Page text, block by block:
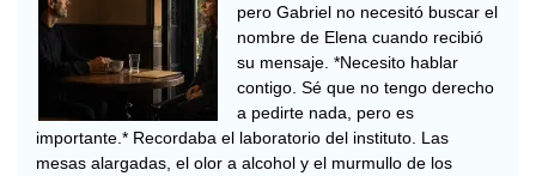
pero Gabriel no necesitó buscar el
nombre de Elena cuando recibió
su mensaje. *Necesito hablar
contigo. Sé que no tengo derecho
a pedirte nada, pero es
importante.* Recordaba el laboratorio del instituto. Las
mesas alargadas, el olor a alcohol y el murmullo de los